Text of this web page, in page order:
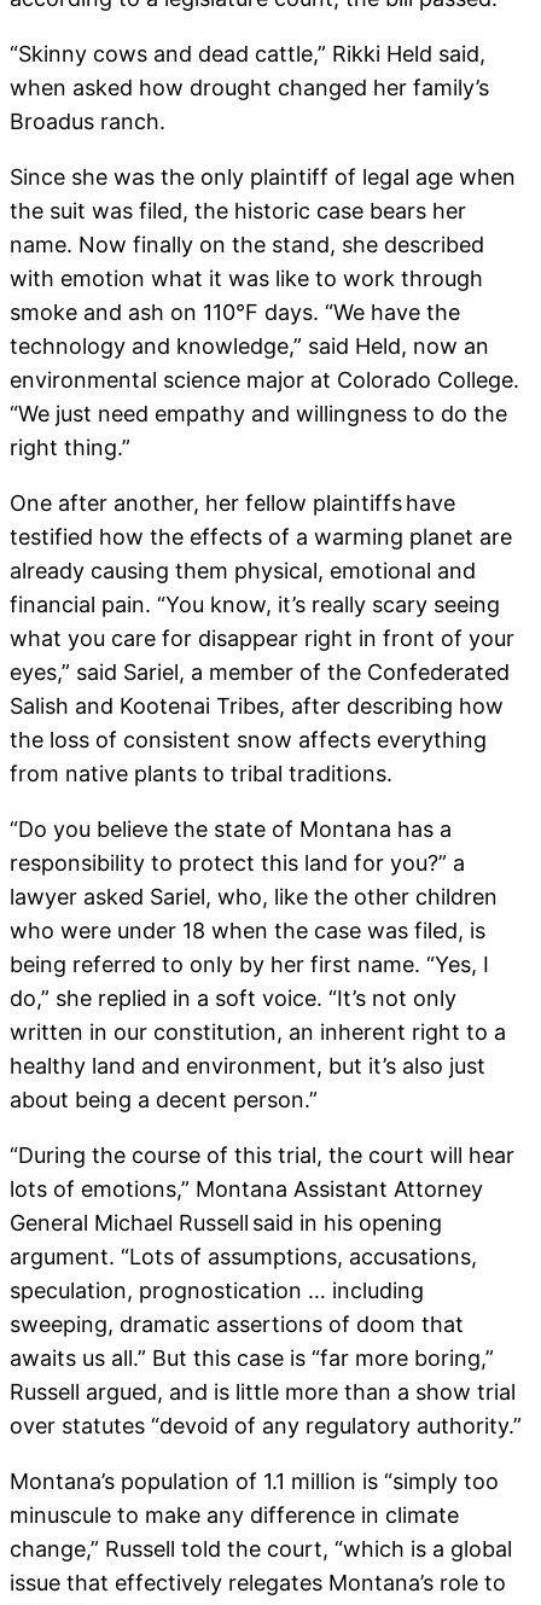
“Skinny cows and dead cattle,” Rikki Held said,
when asked how drought changed her family’s
Broadus ranch.
Since she was the only plaintiff of legal age when
the suit was filed, the historic case bears her
name. Now finally on the stand, she described
with emotion what it was like to work through
smoke and ash on 110°F days. “We have the
technology and knowledge,” said Held, now an
environmental science major at Colorado College.
“We just need empathy and willingness to do the
right thing.”
One after another, her fellow plaintiffs have
testified how the effects of a warming planet are
already causing them physical, emotional and
financial pain. “You know, it’s really scary seeing
what you care for disappear right in front of your
eyes,” said Sariel, a member of the Confederated
Salish and Kootenai Tribes, after describing how
the loss of consistent snow affects everything
from native plants to tribal traditions.
“Do you believe the state of Montana has a
responsibility to protect this land for you?” a
lawyer asked Sariel, who, like the other children
who were under 18 when the case was filed, is
being referred to only by her first name. “Yes, I
do,” she replied in a soft voice. “It’s not only
written in our constitution, an inherent right to a
healthy land and environment, but it’s also just
about being a decent person.”
“During the course of this trial, the court will hear
lots of emotions,” Montana Assistant Attorney
General Michael Russell said in his opening
argument. “Lots of assumptions, accusations,
speculation, prognostication … including
sweeping, dramatic assertions of doom that
awaits us all.” But this case is “far more boring,”
Russell argued, and is little more than a show trial
over statutes “devoid of any regulatory authority.”
Montana’s population of 1.1 million is “simply too
minuscule to make any difference in climate
change,” Russell told the court, “which is a global
issue that effectively relegates Montana’s role to